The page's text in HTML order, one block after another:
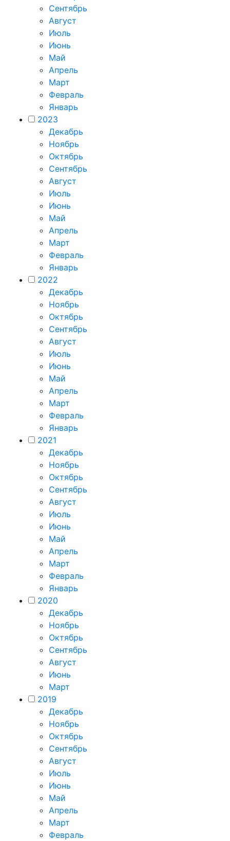
Сентябрь
Август
Июль
Июнь
Май
Апрель
Март
Февраль
Январь
2023
Декабрь
Ноябрь
Октябрь
Сентябрь
Август
Июль
Июнь
Май
Апрель
Март
Февраль
Январь
2022
Декабрь
Ноябрь
Октябрь
Сентябрь
Август
Июль
Июнь
Май
Апрель
Март
Февраль
Январь
2021
Декабрь
Ноябрь
Октябрь
Сентябрь
Август
Июль
Июнь
Май
Апрель
Март
Февраль
Январь
2020
Декабрь
Ноябрь
Октябрь
Сентябрь
Август
Июнь
Март
2019
Декабрь
Ноябрь
Октябрь
Сентябрь
Август
Июль
Июнь
Май
Апрель
Март
Февраль